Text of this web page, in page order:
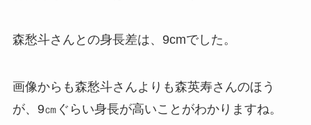
森愁斗さんとの身長差は、9cmでした。
画像からも森愁斗さんよりも森英寿さんのほう
が、9㎝ぐらい身長が高いことがわかりますね。